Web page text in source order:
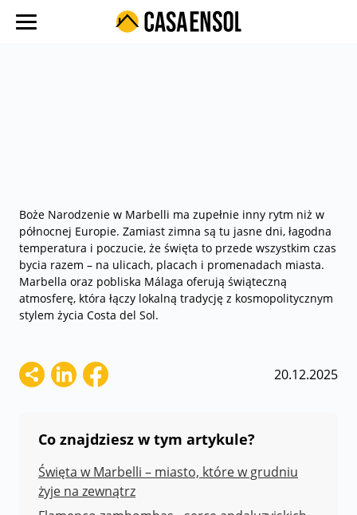
Blog
Kontakt
Boże Narodzenie w Marbelli ma zupełnie inny rytm niż w
północnej Europie. Zamiast zimna są tu jasne dni, łagodna
temperatura i poczucie, że święta to przede wszystkim czas
bycia razem – na ulicach, placach i promenadach miasta.
Marbella oraz pobliska Málaga oferują świąteczną
atmosferę, która łączy lokalną tradycję z kosmopolitycznym
stylem życia Costa del Sol.
20.12.2025
Co znajdziesz w tym artykule?
Święta w Marbelli – miasto, które w grudniu
żyje na zewnątrz